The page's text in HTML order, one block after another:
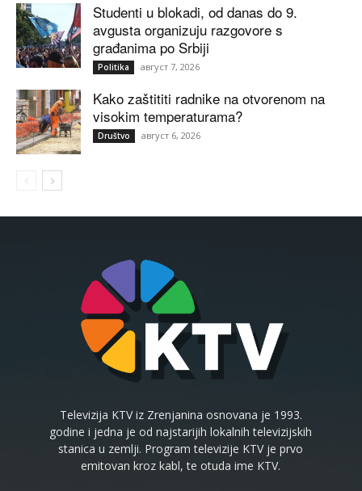
Studenti u blokadi, od danas do 9.
avgusta organizuju razgovore s
građanima po Srbiji
Politika август 7, 2026
Kako zaštititi radnike na otvorenom na
visokim temperaturama?
Društvo август 6, 2026
Televizija KTV iz Zrenjanina osnovana je 1993.
godine i jedna je od najstarijih lokalnih televizijskih
stanica u zemlji. Program televizije KTV je prvo
emitovan kroz kabl, te otuda ime KTV.